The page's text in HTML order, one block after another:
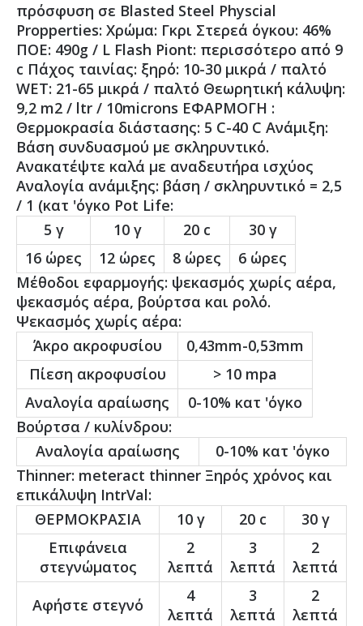
πρόσφυση σε Blasted Steel Physcial
Propperties: Χρώμα: Γκρι Στερεά όγκου: 46%
ΠΟΕ: 490g / L Flash Piont: περισσότερο από 9
c Πάχος ταινίας: ξηρό: 10-30 μικρά / παλτό
WET: 21-65 μικρά / παλτό Θεωρητική κάλυψη:
9,2 m2 / ltr / 10microns ΕΦΑΡΜΟΓΗ :
Θερμοκρασία διάστασης: 5 C-40 C Ανάμιξη:
Βάση συνδυασμού με σκληρυντικό.
Ανακατέψτε καλά με αναδευτήρα ισχύος
Αναλογία ανάμιξης: βάση / σκληρυντικό = 2,5
/ 1 (κατ 'όγκο Pot Life:
5 γ
10 γ 20 c
30 γ
16 ώρες
12 ώρες 8 ώρες
6 ώρες
Μέθοδοι εφαρμογής: ψεκασμός χωρίς αέρα,
ψεκασμός αέρα, βούρτσα και ρολό.
Ψεκασμός χωρίς αέρα:
Άκρο ακροφυσίου
0,43mm-0,53mm
Πίεση ακροφυσίου
> 10 mpa
Αναλογία αραίωσης
0-10% κατ 'όγκο
Βούρτσα / κυλίνδρου:
Αναλογία αραίωσης
0-10% κατ 'όγκο
Thinner: meteract thinner Ξηρός χρόνος και
επικάλυψη IntrVal:
ΘΕΡΜΟΚΡΑΣΙΑ
10 γ 20 c
30 γ
Επιφάνεια
στεγνώματος
2
λεπτά
3
λεπτά
2
λεπτά
Αφήστε στεγνό
4
λεπτά
3
λεπτά
2
λεπτά